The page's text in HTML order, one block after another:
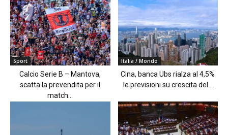
Sport
Calcio Serie B – Mantova,
scatta la prevendita per il
match...
Italia / Mondo
Cina, banca Ubs rialza al 4,5%
le previsioni su crescita del...